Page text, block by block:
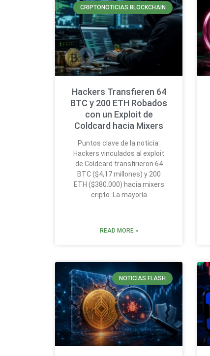
CRIPTONOTICIAS BLOCKCHAIN
Hackers Transfieren 64
BTC y 200 ETH Robados
con un Exploit de
Coldcard hacia Mixers
Puntos clave de la noticia:
Hackers vinculados al exploit
de Coldcard transfirieron 64
BTC ($4,17 millones) y 200
ETH ($380.000) hacia mixers
cripto. La mayoría
READ MORE »
NOTICIAS FLASH